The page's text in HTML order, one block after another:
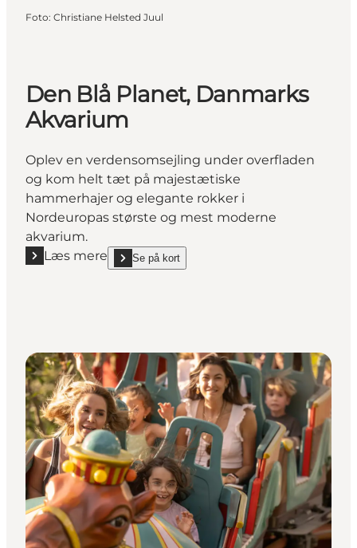
Foto: Christiane Helsted Juul
Den Blå Planet, Danmarks
Akvarium
Oplev en verdensomsejling under overfladen
og kom helt tæt på majestætiske
hammerhajer og elegante rokker i
Nordeuropas største og mest moderne
akvarium.
Læs mere
Læs mere "Den Blå Planet, Danmarks Akvarium"
Se på kort
show Den Blå Planet, Danmarks Akvarium on_map